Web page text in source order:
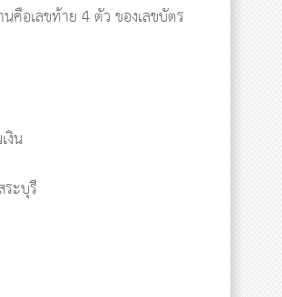
คือเลขท้าย 4 ตัว ของเลขบัตร
งิน
ะบุรี